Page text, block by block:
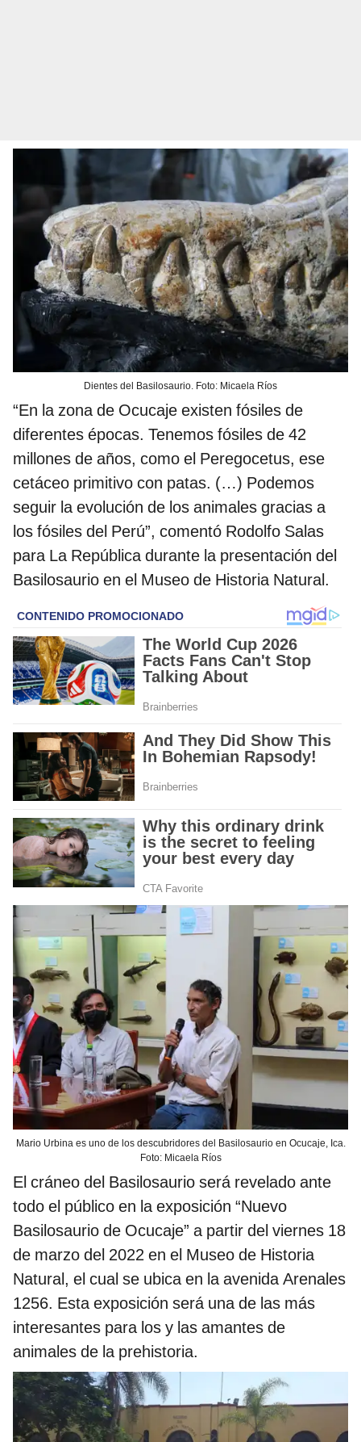
Dientes del Basilosaurio. Foto: Micaela Ríos
“En la zona de Ocucaje existen fósiles de
diferentes épocas. Tenemos fósiles de 42
millones de años, como el Peregocetus, ese
cetáceo primitivo con patas. (…) Podemos
seguir la evolución de los animales gracias a
los fósiles del Perú”, comentó Rodolfo Salas
para La República durante la presentación del
Basilosaurio en el Museo de Historia Natural.
Mario Urbina es uno de los descubridores del Basilosaurio en Ocucaje, Ica.
Foto: Micaela Ríos
El cráneo del Basilosaurio será revelado ante
todo el público en la exposición “Nuevo
Basilosaurio de Ocucaje” a partir del viernes 18
de marzo del 2022 en el Museo de Historia
Natural, el cual se ubica en la avenida Arenales
1256. Esta exposición será una de las más
interesantes para los y las amantes de
animales de la prehistoria.